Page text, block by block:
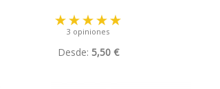
3 opiniones
Desde: 5,50 €